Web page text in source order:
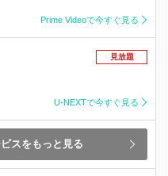
Prime Videoで今すぐ見る
見放題
U-NEXTで今すぐ見る
スをもっと見る